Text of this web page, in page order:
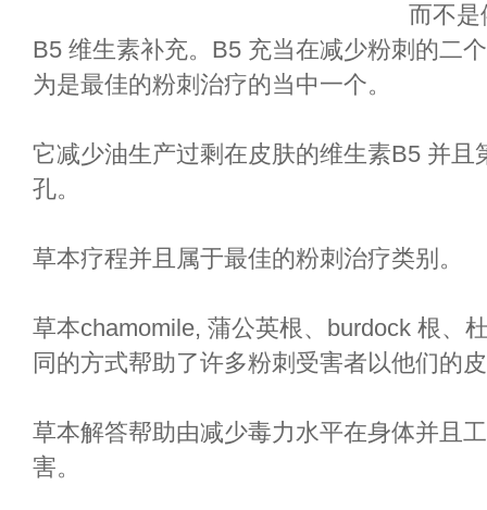
而不是
B5 维生素补充。B5 充当在减少粉刺的二
为是最佳的粉刺治疗的当中一个。
它减少油生产过剩在皮肤的维生素B5 并
孔。
草本疗程并且属于最佳的粉刺治疗类别。
草本chamomile, 蒲公英根、burdock 根、
同的方式帮助了许多粉刺受害者以他们的
草本解答帮助由减少毒力水平在身体并且
害。